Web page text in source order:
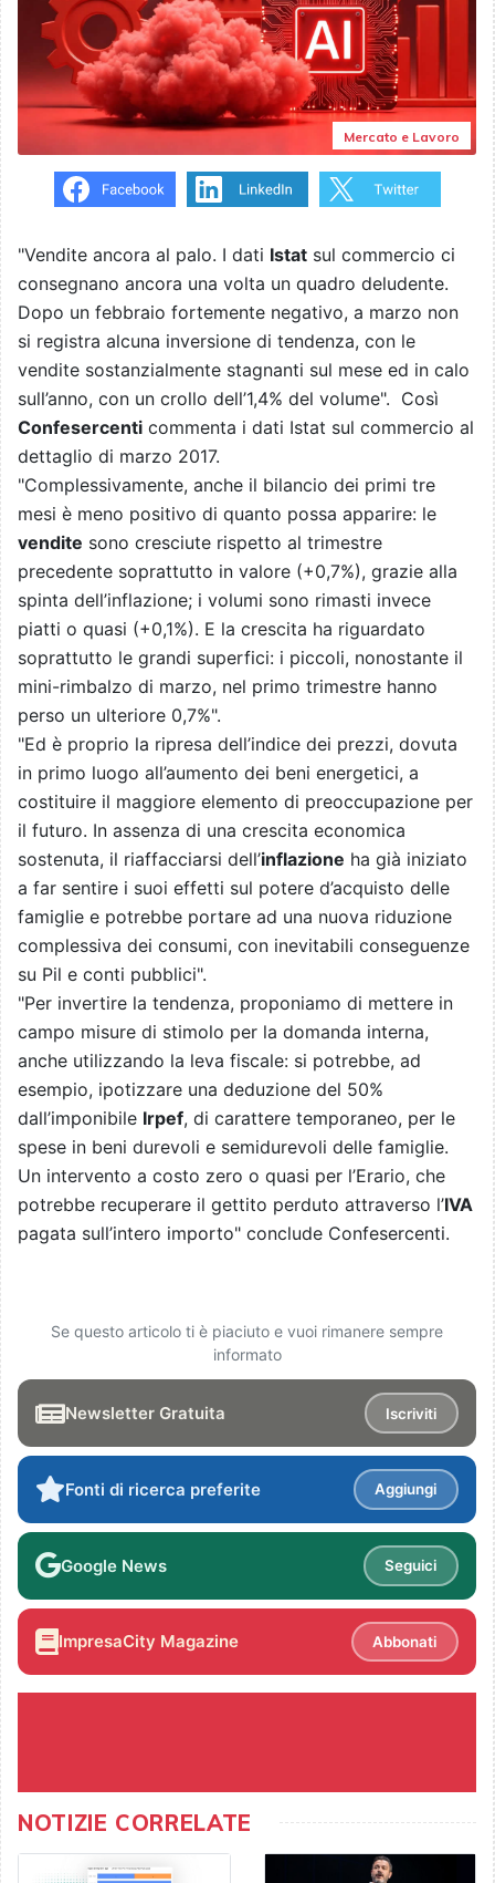
Mercato e Lavoro
"Vendite ancora al palo. I dati Istat sul commercio ci
consegnano ancora una volta un quadro deludente.
Dopo un febbraio fortemente negativo, a marzo non
si registra alcuna inversione di tendenza, con le
vendite sostanzialmente stagnanti sul mese ed in calo
sull’anno, con un crollo dell’1,4% del volume". Così
Confesercenti commenta i dati Istat sul commercio al
dettaglio di marzo 2017.
"Complessivamente, anche il bilancio dei primi tre
mesi è meno positivo di quanto possa apparire: le
vendite sono cresciute rispetto al trimestre
precedente soprattutto in valore (+0,7%), grazie alla
spinta dell’inflazione; i volumi sono rimasti invece
piatti o quasi (+0,1%). E la crescita ha riguardato
soprattutto le grandi superfici: i piccoli, nonostante il
mini-rimbalzo di marzo, nel primo trimestre hanno
perso un ulteriore 0,7%".
"Ed è proprio la ripresa dell’indice dei prezzi, dovuta
in primo luogo all’aumento dei beni energetici, a
costituire il maggiore elemento di preoccupazione per
il futuro. In assenza di una crescita economica
sostenuta, il riaffacciarsi dell’inflazione ha già iniziato
a far sentire i suoi effetti sul potere d’acquisto delle
famiglie e potrebbe portare ad una nuova riduzione
complessiva dei consumi, con inevitabili conseguenze
su Pil e conti pubblici".
"Per invertire la tendenza, proponiamo di mettere in
campo misure di stimolo per la domanda interna,
anche utilizzando la leva fiscale: si potrebbe, ad
esempio, ipotizzare una deduzione del 50%
dall’imponibile Irpef, di carattere temporaneo, per le
spese in beni durevoli e semidurevoli delle famiglie.
Un intervento a costo zero o quasi per l’Erario, che
potrebbe recuperare il gettito perduto attraverso l’IVA
pagata sull’intero importo" conclude Confesercenti.
Se questo articolo ti è piaciuto e vuoi rimanere sempre
informato
Newsletter Gratuita Iscriviti
Fonti di ricerca preferite Aggiungi
Google News Seguici
ImpresaCity Magazine Abbonati
NOTIZIE CORRELATE